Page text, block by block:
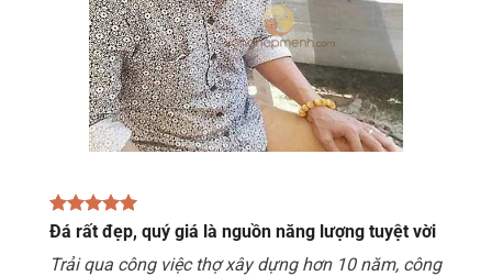
Đá rất đẹp, quý giá là nguồn năng lượng tuyệt vời
Trải qua công việc thợ xây dựng hơn 10 năm, công